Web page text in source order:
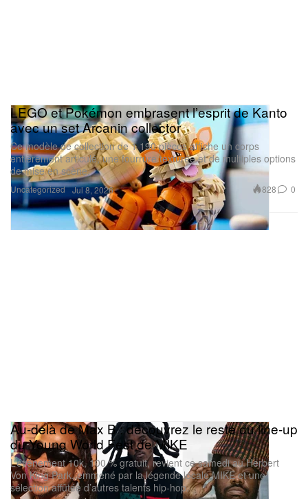
Uncategorized
LEGO et Pokémon embrasent l’esprit de Kanto
avec un set Arcanin collector
Ce modèle de collection de 1 190 pièces affiche un corps
entièrement articulé, une fourrure texturée et de multiples options
de mise en scène.
Jul 8, 2026 828 0
Au‑delà de Max B : découvrez le reste du line‑up
du Young World Fest de MIKE
L’événement 10k, 100 % gratuit, revient ce samedi au Herbert
Von King Park, emmené par la légende locale MIKE et une
sélection affûtée d’autres talents hip‑hop.